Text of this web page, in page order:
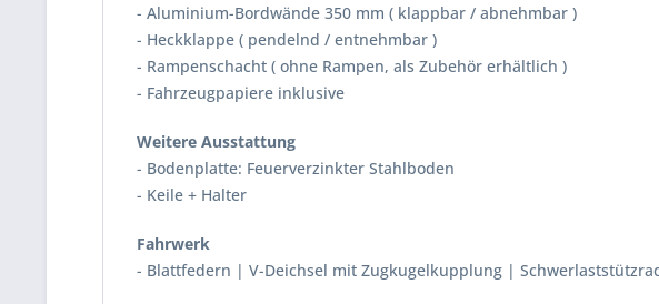
- Aluminium-Bordwände 350 mm ( klappbar / abnehmbar )
- Heckklappe ( pendelnd / entnehmbar )
- Rampenschacht ( ohne Rampen, als Zubehör erhältlich )
- Fahrzeugpapiere inklusive
Weitere Ausstattung
- Bodenplatte: Feuerverzinkter Stahlboden
- Keile + Halter
Fahrwerk
- Blattfedern | V-Deichsel mit Zugkugelkupplung |